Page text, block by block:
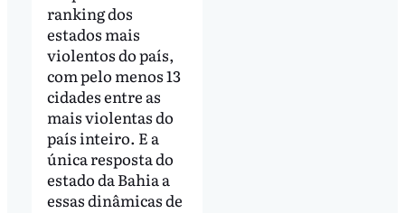
ranking dos
estados mais
violentos do país,
com pelo menos 13
cidades entre as
mais violentas do
país inteiro. E a
única resposta do
estado da Bahia a
essas dinâmicas de